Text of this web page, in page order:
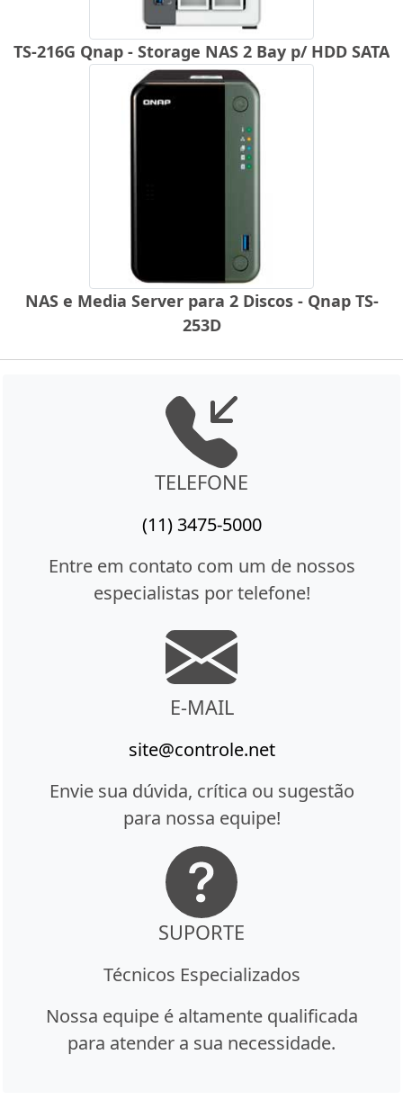
TS-216G Qnap - Storage NAS 2 Bay p/ HDD SATA
NAS e Media Server para 2 Discos - Qnap TS-
253D
TELEFONE
(11) 3475-5000
Entre em contato com um de nossos
especialistas por telefone!
E-MAIL
site@controle.net
Envie sua dúvida, crítica ou sugestão
para nossa equipe!
SUPORTE
Técnicos Especializados
Nossa equipe é altamente qualificada
para atender a sua necessidade.